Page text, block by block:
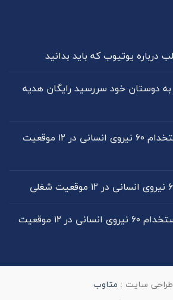
به دوستان خود سررسید رایگان هدیه
استخدام ۶۰ نیروی انسانی در ۱۲ موقعیت
استخدام ۶۰ نیروی انسانی در ۱۲ موقعیت
طراحی سایت : متاوب